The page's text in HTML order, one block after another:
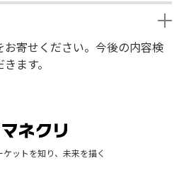
お寄せください。今後の内容検
ます。
ットを知り、未来を描く